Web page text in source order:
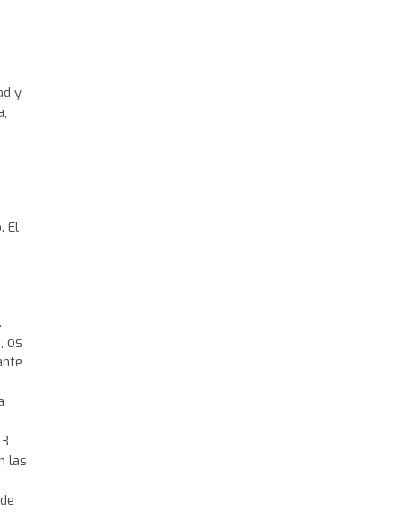
y
El
os
las